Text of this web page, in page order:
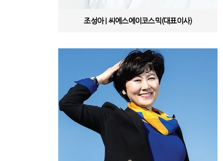
조성아 | 씨에스에이코스믹(대표이사)